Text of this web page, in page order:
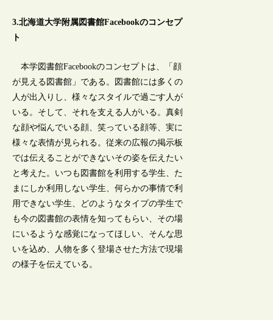
3.北海道大学附属図書館Facebookのコンセプ
ト
本学図書館Facebookのコンセプトは、「顔
が見える図書館」である。図書館には多くの
人が出入りし、様々なスタイルで過ごす人が
いる。そして、それを支える人がいる。真剣
な顔や悩んでいる顔、笑っている顔等、実に
様々な表情が見られる。従来の広報の掲示板
では伝えることができないその姿を伝えたい
と考えた。いつも図書館を利用する学生、た
まにしか利用しない学生、何らかの事情で利
用できない学生、どのようなタイプの学生で
も今の図書館の表情を知ってもらい、その場
にいるような感覚になってほしい、そんな思
いを込め、人物を多く登場させた方法で現場
の様子を伝えている。